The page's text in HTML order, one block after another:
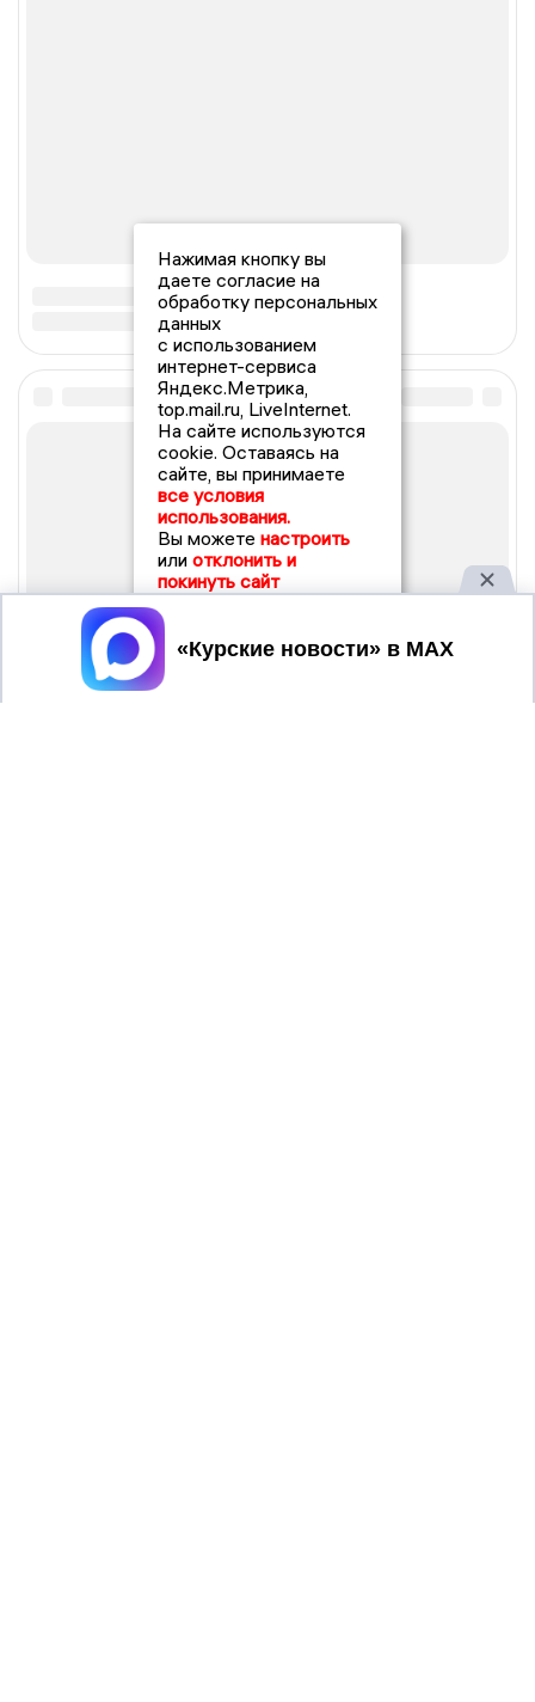
Нажимая кнопку вы
даете согласие на
обработку персональных
данных
с использованием
интернет-сервиса
Яндекс.Метрика,
top.mail.ru, LiveInternet.
На сайте используются
cookie. Оставаясь на
сайте, вы принимаете
все условия
использования.
Вы можете настроить
или отклонить и
покинуть сайт
Принять